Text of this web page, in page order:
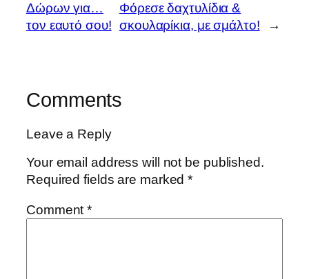
Δώρων για…
τον εαυτό σου!
Φόρεσε δαχτυλίδια &
σκουλαρίκια, με σμάλτο!
→
Comments
Leave a Reply
Your email address will not be published.
Required fields are marked*
Comment*